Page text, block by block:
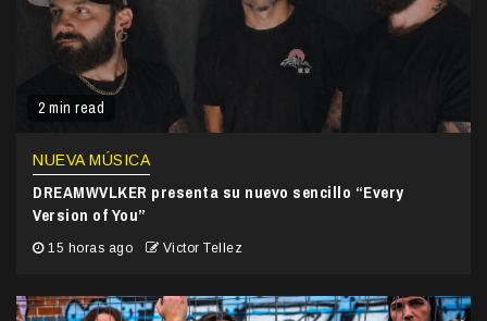
2 min read
NUEVA MÚSICA
DREAMWVLKER presenta su nuevo sencillo “Every
Version of You”
15 horas ago Victor Tellez